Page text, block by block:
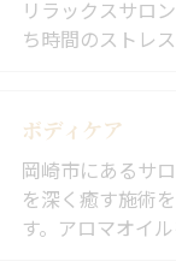
リラックスサロ
ち時間のストレ
ボディケア
岡崎市にあるサ
を深く癒す施術
す。アロマオイ